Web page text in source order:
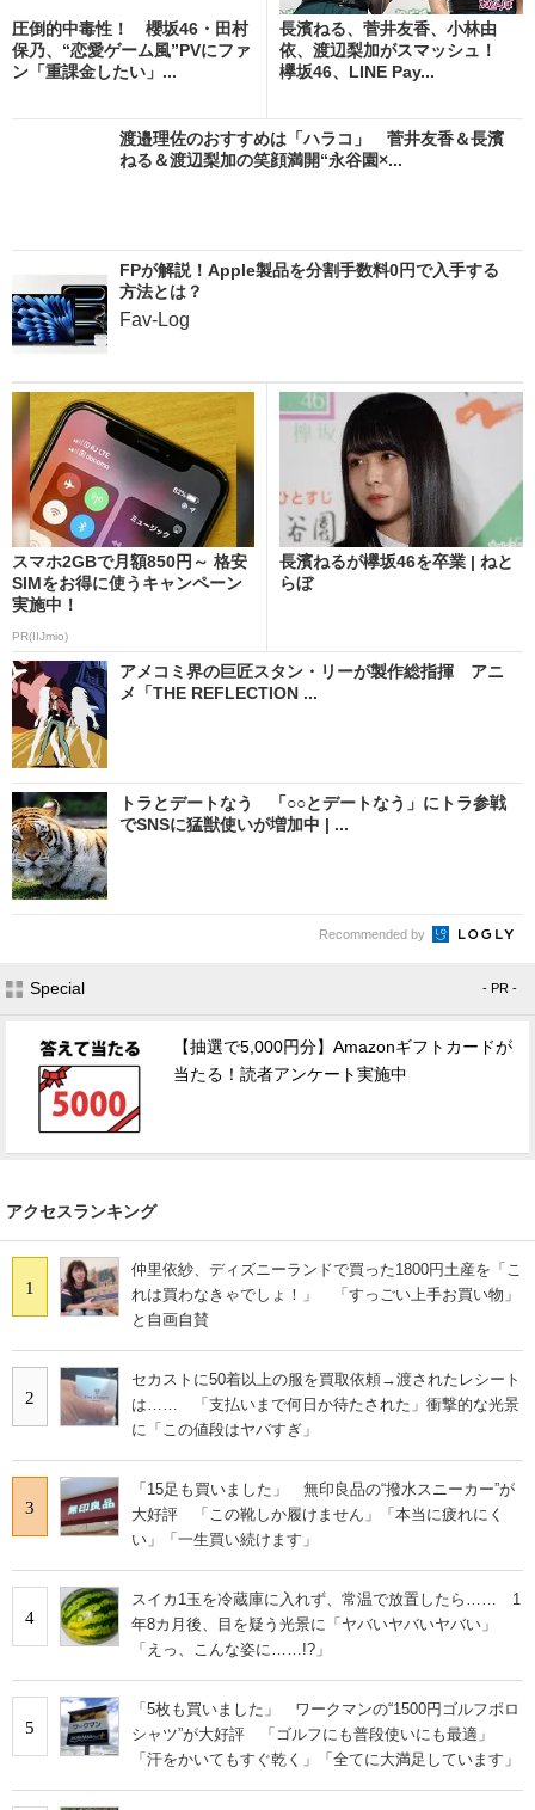
圧倒的中毒性！ 櫻坂46・田村
保乃、“恋愛ゲーム風”PVにファ
ン「重課金したい」...
長濱ねる、菅井友香、小林由
依、渡辺梨加がスマッシュ！
欅坂46、LINE Pay...
渡邉理佐のおすすめは「ハラコ」 菅井友香＆長濱
ねる＆渡辺梨加の笑顔満開“永谷園×...
FPが解説！Apple製品を分割手数料0円で入手する
方法とは？
Fav-Log
スマホ2GBで月額850円～ 格安
SIMをお得に使うキャンペーン
実施中！
PR(IIJmio)
長濱ねるが欅坂46を卒業 | ねと
らぼ
アメコミ界の巨匠スタン・リーが製作総指揮 アニ
メ「THE REFLECTION ...
トラとデートなう 「○○とデートなう」にトラ参戦
でSNSに猛獣使いが増加中 | ...
Recommended by
Special - PR -
【抽選で5,000円分】Amazonギフトカードが
当たる！読者アンケート実施中
アクセスランキング
1
仲里依紗、ディズニーランドで買った1800円土産を「こ
れは買わなきゃでしょ！」 「すっごい上手お買い物」
と自画自賛
2
セカストに50着以上の服を買取依頼→渡されたレシート
は…… 「支払いまで何日か待たされた」衝撃的な光景
に「この値段はヤバすぎ」
3
「15足も買いました」 無印良品の“撥水スニーカー”が
大好評 「この靴しか履けません」「本当に疲れにく
い」「一生買い続けます」
4
スイカ1玉を冷蔵庫に入れず、常温で放置したら…… 1
年8カ月後、目を疑う光景に「ヤバいヤバいヤバい」
「えっ、こんな姿に……!?」
5
「5枚も買いました」 ワークマンの“1500円ゴルフポロ
シャツ”が大好評 「ゴルフにも普段使いにも最適」
「汗をかいてもすぐ乾く」「全てに大満足しています」